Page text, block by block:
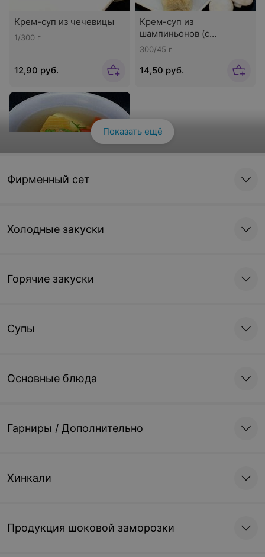
Крем-суп из чечевицы
1/300 г
12,90 руб.
Крем-суп из
шампиньонов (с
пампушками)
300/45 г
14,50 руб.
16,30 руб.
Смотреть все
Показать ещё
Фирменный сет
Холодные закуски
Горячие закуски
Супы
Основные блюда
Гарниры / Дополнительно
Хинкали
Продукция шоковой заморозки